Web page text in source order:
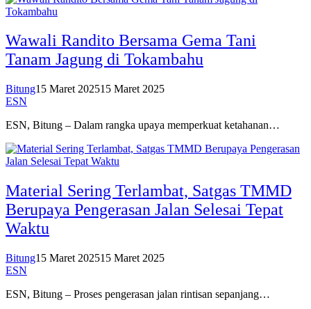
Wawali Randito Bersama Gema Tani
Tanam Jagung di Tokambahu
Bitung15 Maret 202515 Maret 2025
ESN
ESN, Bitung – Dalam rangka upaya memperkuat ketahanan…
Material Sering Terlambat, Satgas TMMD
Berupaya Pengerasan Jalan Selesai Tepat
Waktu
Bitung15 Maret 202515 Maret 2025
ESN
ESN, Bitung – Proses pengerasan jalan rintisan sepanjang…